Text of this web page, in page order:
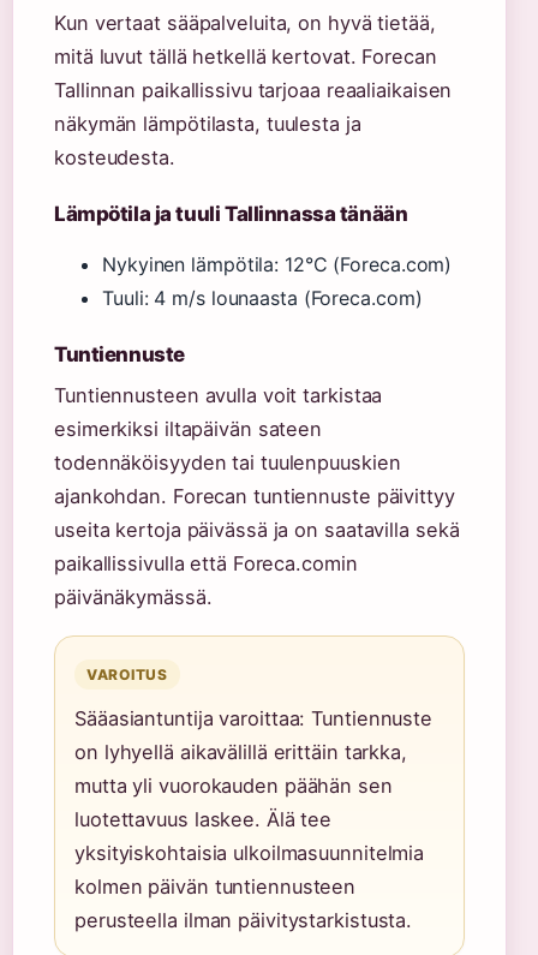
Kun vertaat sääpalveluita, on hyvä tietää,
mitä luvut tällä hetkellä kertovat. Forecan
Tallinnan paikallissivu tarjoaa reaaliaikaisen
näkymän lämpötilasta, tuulesta ja
kosteudesta.
Lämpötila ja tuuli Tallinnassa tänään
Nykyinen lämpötila: 12°C (Foreca.com)
Tuuli: 4 m/s lounaasta (Foreca.com)
Tuntiennuste
Tuntiennusteen avulla voit tarkistaa
esimerkiksi iltapäivän sateen
todennäköisyyden tai tuulenpuuskien
ajankohdan. Forecan tuntiennuste päivittyy
useita kertoja päivässä ja on saatavilla sekä
paikallissivulla että Foreca.comin
päivänäkymässä.
VAROITUS
Sääasiantuntija varoittaa: Tuntiennuste
on lyhyellä aikavälillä erittäin tarkka,
mutta yli vuorokauden päähän sen
luotettavuus laskee. Älä tee
yksityiskohtaisia ulkoilmasuunnitelmia
kolmen päivän tuntiennusteen
perusteella ilman päivitystarkistusta.